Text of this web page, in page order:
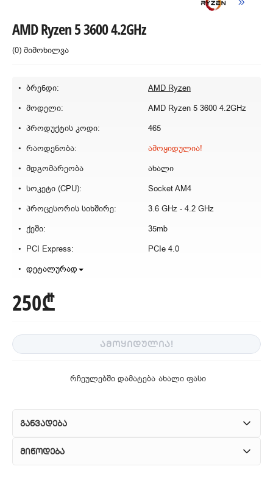
AMD Ryzen 5 3600 4.2GHz
(0) მიმოხილვა
ბრენდი:
AMD Ryzen
მოდელი:
AMD Ryzen 5 3600 4.2GHz
პროდუქტის კოდი:
465
რაოდენობა:
ამოყიდულია!
მდგომარეობა
ახალი
სოკეტი (CPU):
Socket AM4
პროცესორის სიხშირე:
3.6 GHz - 4.2 GHz
ქეში:
35mb
PCI Express:
PCIe 4.0
დეტალურად
250₾
ᲐᲛᲝᲧᲘᲓᲣᲚᲘᲐ!
რჩეულებში დამატება ახალი ფასი
განვადება
მიწოდება